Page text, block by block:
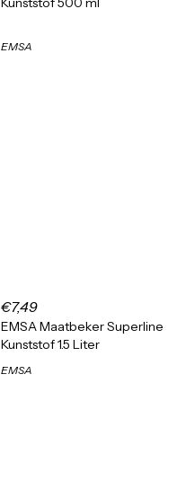
EMSA
€7,49
EMSA Maatbeker Superline
Kunststof 1.5 Liter
EMSA